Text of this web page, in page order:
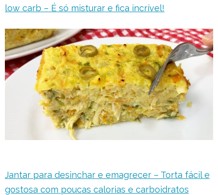
low carb – É só misturar e fica incrível!
Jantar para desinchar e emagrecer – Torta fácil e
gostosa com poucas calorias e carboidratos